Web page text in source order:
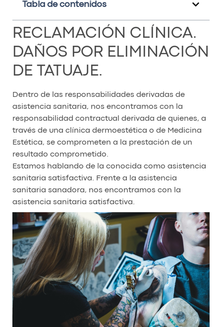
Tabla de contenidos
RECLAMACIÓN CLÍNICA.
DAÑOS POR ELIMINACIÓN
DE TATUAJE.
Dentro de las responsabilidades derivadas de
asistencia sanitaria, nos encontramos con la
responsabilidad contractual derivada de quienes, a
través de una clínica dermoestética o de Medicina
Estética, se comprometen a la prestación de un
resultado comprometido.
Estamos hablando de la conocida como asistencia
sanitaria satisfactiva. Frente a la asistencia
sanitaria sanadora, nos encontramos con la
asistencia sanitaria satisfactiva.